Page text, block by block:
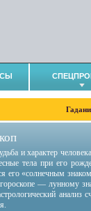
и характер
тела при его
его «солнечным
— лунному
анализ